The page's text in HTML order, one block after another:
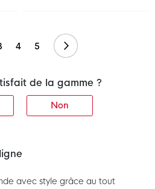
4 5 Suivant
de la gamme ?
Non
avec style grâce au tout